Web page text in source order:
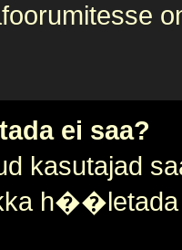
ei saa?
kasutajad
h��letada